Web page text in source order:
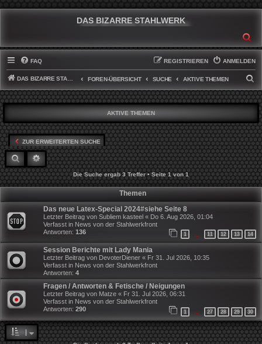
DAS BIZARRE STAHLWERK
FAQ ANMELDEN
REGISTRIEREN
DAS BIZARRE STAHLWERK FOREN-ÜBERSICHT SUCHE AKTIVE THEMEN
U
C
H
E
AKTIVE THEMEN
ZUR ERWEITERTEN SUCHE
SUCHE ERWEITERTE SUCHE
Die Suche ergab 3 Treffer • Seite1von1
Themen
Das neue Latex-Special 2024#siehe Seite 8
Letzter Beitrag von Subliem kasteel « Do 6. Aug 2026, 01:04
Verfasst in News von der Stahlwerkfront
Antworten: 136 1 11 12 13 14
Session Berichte mit Lady Mania
Letzter Beitrag von DevoterDiener « Fr 31. Jul 2026, 10:35
Verfasst in News von der Stahlwerkfront
Antworten: 4
Fragen / Antworten & Fetische / Neigungen
Letzter Beitrag von Matze « Fr 31. Jul 2026, 06:31
Verfasst in News von der Stahlwerkfront
Antworten: 290 1 … 27 28 29 30